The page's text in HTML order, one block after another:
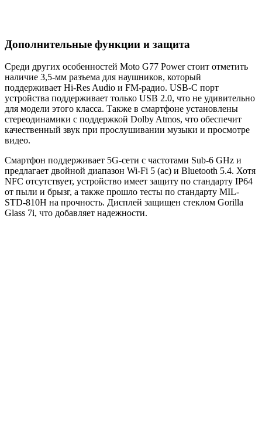
Дополнительные функции и защита
Среди других особенностей Moto G77 Power стоит отметить
наличие 3,5-мм разъема для наушников, который
поддерживает Hi-Res Audio и FM-радио. USB-C порт
устройства поддерживает только USB 2.0, что не удивительно
для модели этого класса. Также в смартфоне установлены
стереодинамики с поддержкой Dolby Atmos, что обеспечит
качественный звук при прослушивании музыки и просмотре
видео.
Смартфон поддерживает 5G-сети с частотами Sub-6 GHz и
предлагает двойной диапазон Wi-Fi 5 (ac) и Bluetooth 5.4. Хотя
NFC отсутствует, устройство имеет защиту по стандарту IP64
от пыли и брызг, а также прошло тесты по стандарту MIL-
STD-810H на прочность. Дисплей защищен стеклом Gorilla
Glass 7i, что добавляет надежности.